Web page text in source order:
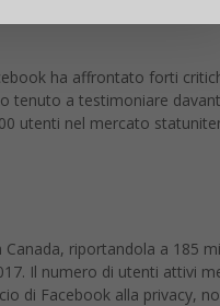
ha affrontato forti
tenuto a testimoniare
utenti nel mercato
riportandola a 185
Il numero di utenti attivi
di Facebook alla privacy,